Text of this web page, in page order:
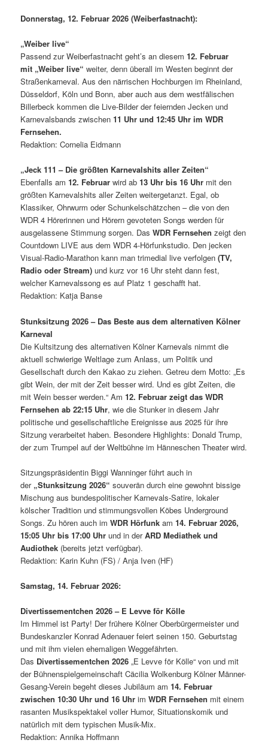
Donnerstag, 12. Februar 2026 (Weiberfastnacht):
„Weiber live“
Passend zur Weiberfastnacht geht’s an diesem12. Februar
mit „Weiber live“ weiter, denn überall im Westen beginnt der
Straßenkarneval. Aus den närrischen Hochburgen im Rheinland,
Düsseldorf, Köln und Bonn, aber auch aus dem westfälischen
Billerbeck kommen die Live-Bilder der feiernden Jecken und
Karnevalsbands zwischen11 Uhr und 12:45 Uhr im WDR
Fernsehen.
Redaktion: Cornelia Eidmann
„Jeck 111 – Die größten Karnevalshits aller Zeiten“
Ebenfalls am12. Februar wird ab13 Uhr bis 16 Uhr mit den
größten Karnevalshits aller Zeiten weitergetanzt. Egal, ob
Klassiker, Ohrwurm oder Schunkelschätzchen – die von den
WDR 4 Hörerinnen und Hörern gevoteten Songs werden für
ausgelassene Stimmung sorgen. DasWDR Fernsehen zeigt den
Countdown LIVE aus dem WDR 4-Hörfunkstudio. Den jecken
Visual-Radio-Marathon kann man trimedial live verfolgen(TV,
Radio oder Stream) und kurz vor 16 Uhr steht dann fest,
welcher Karnevalssong es auf Platz 1 geschafft hat.
Redaktion: Katja Banse
Stunksitzung 2026– Das Beste aus dem alternativen Kölner
Karneval
Die Kultsitzung des alternativen Kölner Karnevals nimmt die
aktuell schwierige Weltlage zum Anlass, um Politik und
Gesellschaft durch den Kakao zu ziehen. Getreu dem Motto: „Es
gibt Wein, der mit der Zeit besser wird. Und es gibt Zeiten, die
mit Wein besser werden.“ Am12. Februar zeigt das WDR
Fernsehen ab 22:15 Uhr, wie die Stunker in diesem Jahr
politische und gesellschaftliche Ereignisse aus 2025 für ihre
Sitzung verarbeitet haben. Besondere Highlights: Donald Trump,
der zum Trumpel auf der Weltbühne im Hänneschen Theater wird.
Sitzungspräsidentin Biggi Wanninger führt auch in
der „Stunksitzung 2026“ souverän durch eine gewohnt bissige
Mischung aus bundespolitischer Karnevals-Satire, lokaler
kölscher Tradition und stimmungsvollen Köbes Underground
Songs. Zu hören auch imWDR Hörfunk am14. Februar 2026,
15:05 Uhr bis 17:00 Uhr und in derARD Mediathek und
Audiothek (bereits jetzt verfügbar).
Redaktion: Karin Kuhn (FS) / Anja Iven (HF)
Samstag, 14. Februar 2026:
Divertissementchen 2026 – E Levve för Kölle
Im Himmel ist Party! Der frühere Kölner Oberbürgermeister und
Bundeskanzler Konrad Adenauer feiert seinen 150. Geburtstag
und mit ihm vielen ehemaligen Weggefährten.
Das Divertissementchen 2026 „E Levve för Kölle“ von und mit
der Bühnenspielgemeinschaft Cäcilia Wolkenburg Kölner Männer-
Gesang-Verein begeht dieses Jubiläum am14. Februar
zwischen 10:30 Uhr und 16 Uhr imWDR Fernsehen mit einem
rasanten Musikspektakel voller Humor, Situationskomik und
natürlich mit dem typischen Musik-Mix.
Redaktion: Annika Hoffmann